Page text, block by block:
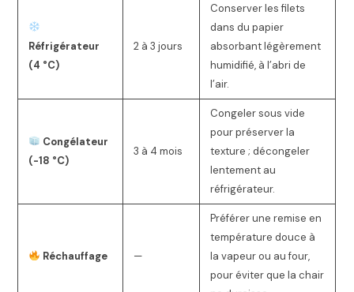
Réfrigérateur
(4 °C)
2 à 3 jours
Conserver les filets
dans du papier
absorbant légèrement
humidifié, à l’abri de
l’air.
Congélateur
(-18 °C)
3 à 4 mois
Congeler sous vide
pour préserver la
texture ; décongeler
lentement au
réfrigérateur.
Réchauffage —
Préférer une remise en
température douce à
la vapeur ou au four,
pour éviter que la chair